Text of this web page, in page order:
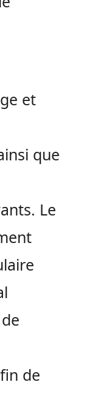
et
que
Le
de